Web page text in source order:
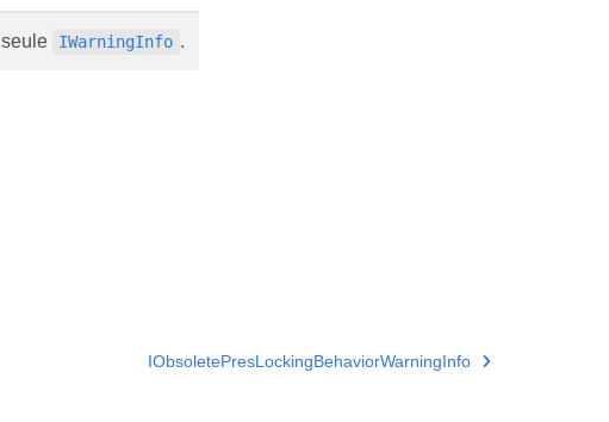
IWarningInfo .
IObsoletePresLockingBehaviorWarningInfo